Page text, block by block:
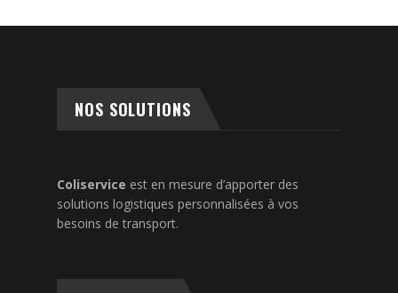
NOS SOLUTIONS
Coliservice est en mesure d’apporter des
solutions logistiques personnalisées à vos
besoins de transport.